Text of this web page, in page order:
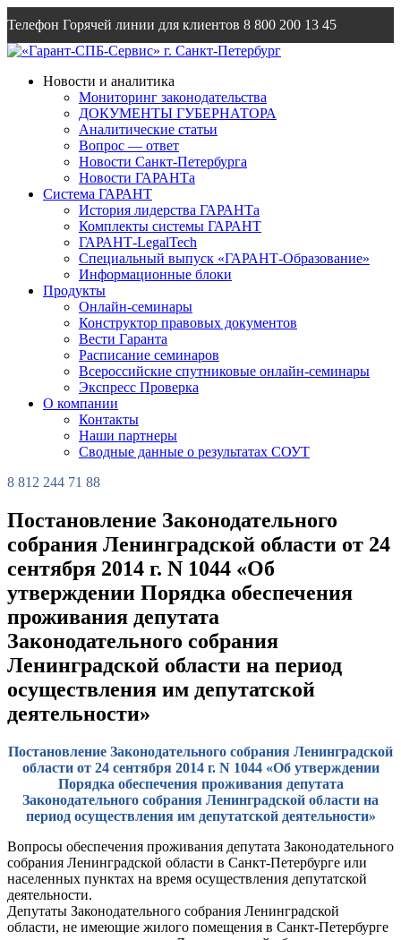
Телефон Горячей линии для клиентов 8 800 200 13 45
Emailinfo@garantsp.ru
Новости и аналитика
Мониторинг законодательства
ДОКУМЕНТЫ ГУБЕРНАТОРА
Аналитические статьи
Вопрос — ответ
Новости Санкт-Петербурга
Новости ГАРАНТа
Система ГАРАНТ
История лидерства ГАРАНТа
Комплекты системы ГАРАНТ
ГАРАНТ-LegalTech
Специальный выпуск «ГАРАНТ-Образование»
Информационные блоки
Продукты
Онлайн-семинары
Конструктор правовых документов
Вести Гаранта
Расписание семинаров
Всероссийские спутниковые онлайн-семинары
Экспресс Проверка
О компании
Контакты
Наши партнеры
Сводные данные о результатах СОУТ
8 812 244 71 88
Постановление Законодательного
собрания Ленинградской области от 24
сентября 2014 г. N 1044 «Об
утверждении Порядка обеспечения
проживания депутата
Законодательного собрания
Ленинградской области на период
осуществления им депутатской
деятельности»
Постановление Законодательного собрания Ленинградской
области от 24 сентября 2014 г. N 1044 «Об утверждении
Порядка обеспечения проживания депутата
Законодательного собрания Ленинградской области на
период осуществления им депутатской деятельности»
Вопросы обеспечения проживания депутата Законодательного
собрания Ленинградской области в Санкт-Петербурге или
населенных пунктах на время осуществления депутатской
деятельности.
Депутаты Законодательного собрания Ленинградской
области, не имеющие жилого помещения в Санкт-Петербурге